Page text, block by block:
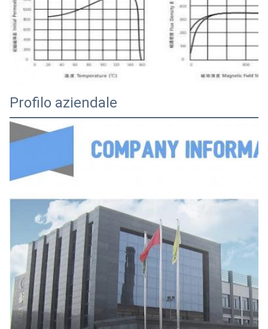
Profilo aziendale